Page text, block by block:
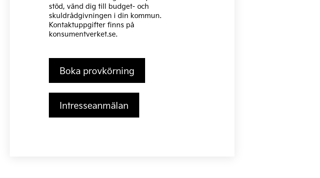
stöd, vänd dig till budget- och
skuldrådgivningen i din kommun.
Kontaktuppgifter finns på
konsumentverket.se.
Boka provkörning
Intresseanmälan